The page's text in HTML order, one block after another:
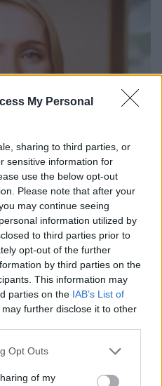
My Personal
sharing to third parties, or
sensitive information for
use the below opt-out
Please note that after your
may continue seeing
information utilized by
to third parties prior to
opt-out of the further
by third parties on the
This information may
parties on the IAB’s List of
may further disclose it to other
uses one or more Google
behaviour. You may click to
Opt Outs
of my
Sophia. Την πρώτη 24/7
με τον οποίο μαθαίνουν οι
καρδιά της Αθήνας